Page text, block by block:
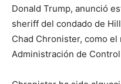
Donald Trump, anunció
sheriff del condado de
Chad Chronister, como
Administración de